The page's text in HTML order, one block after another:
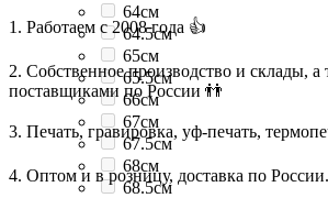
64см
64.5см
65см
65.5см
66см
67см
67.5см
68см
68.5см
1. Работаем с 2008 года 👍
2. Собственное производство и склады, а
поставщиками по России 👬
3. Печать, гравировка, уф-печать,
4. Оптом и в розницу, доставка по